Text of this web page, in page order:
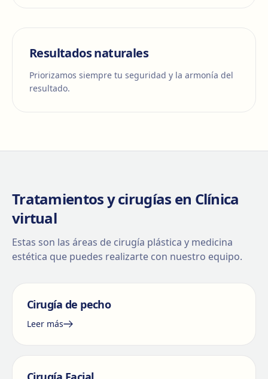
Resultados naturales
Priorizamos siempre tu seguridad y la armonía del
resultado.
Tratamientos y cirugías en Clínica
virtual
Estas son las áreas de cirugía plástica y medicina
estética que puedes realizarte con nuestro equipo.
Cirugía de pecho
Leer más